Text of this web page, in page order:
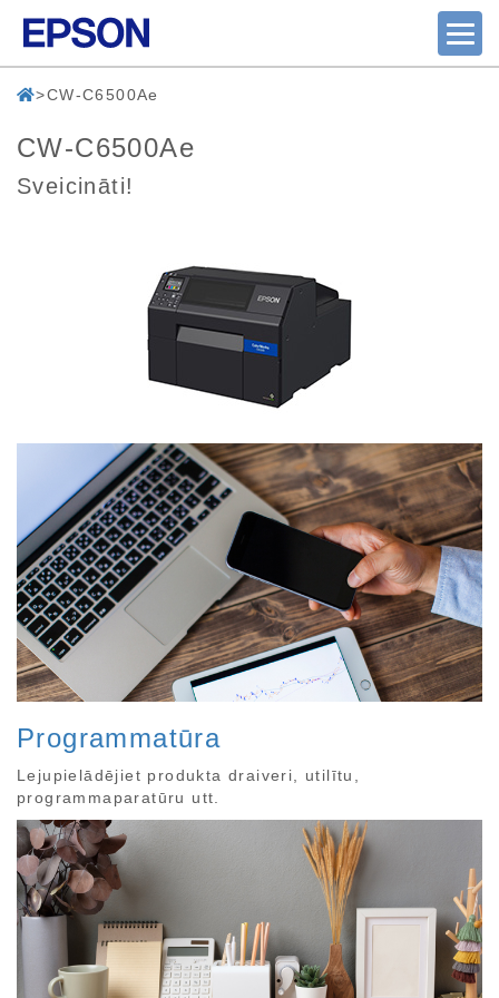
CW-C6500Ae
CW-C6500Ae
Sveicināti!
Programmatūra
Lejupielādējiet produkta draiveri, utilītu,
programmaparatūru utt.